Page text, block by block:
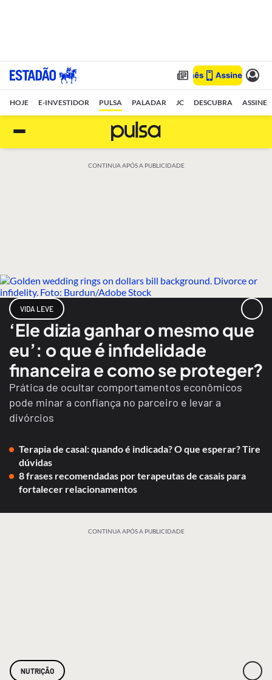
HOJE E-INVESTIDOR PULSA PALADAR JC DESCUBRA ASSINE
CONTINUA APÓS A PUBLICIDADE
VIDA LEVE
‘Ele dizia ganhar o mesmo que
eu’: o que é infidelidade
financeira e como se proteger?
Prática de ocultar comportamentos econômicos
pode minar a confiança no parceiro e levar a
divórcios
Terapia de casal: quando é indicada? O que esperar? Tire
dúvidas
8 frases recomendadas por terapeutas de casais para
fortalecer relacionamentos
CONTINUA APÓS A PUBLICIDADE
NUTRIÇÃO